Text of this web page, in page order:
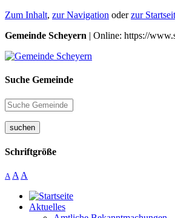
Zum Inhalt, zur Navigation oderzur
Gemeinde Scheyern | Online: https://
Suche Gemeinde
suchen
Schriftgröße
A A A
Aktuelles